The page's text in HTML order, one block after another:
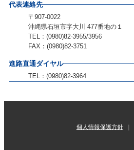
代表連絡先
〒907-0022
沖縄県石垣市字大川 477番地の１
TEL：(0980)82-3955/3956
FAX：(0980)82-3751
進路直通ダイヤル
TEL：(0980)82-3964
個人情報保護方針